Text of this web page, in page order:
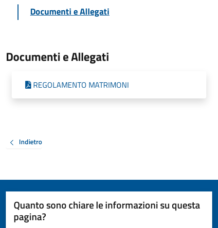
Documenti e Allegati
Documenti e Allegati
REGOLAMENTO MATRIMONI
Indietro
Quanto sono chiare le informazioni su questa
pagina?